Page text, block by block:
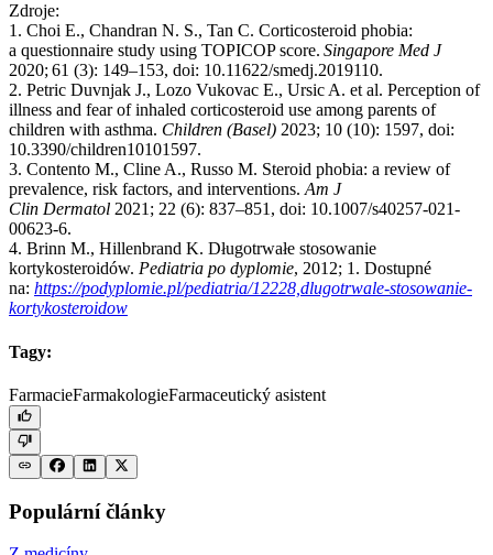
Zdroje:
1. Choi E., Chandran N. S., Tan C. Corticosteroid phobia:
a questionnaire study using TOPICOP score. Singapore Med J
2020; 61 (3): 149–153, doi: 10.11622/smedj.2019110.
2. Petric Duvnjak J., Lozo Vukovac E., Ursic A. et al. Perception of
illness and fear of inhaled corticosteroid use among parents of
children with asthma. Children (Basel) 2023; 10 (10): 1597, doi:
10.3390/children10101597.
3. Contento M., Cline A., Russo M. Steroid phobia: a review of
prevalence, risk factors, and interventions.Am J
Clin Dermatol 2021; 22 (6): 837–851, doi: 10.1007/s40257-021-
00623-6.
4. Brinn M., Hillenbrand K. Długotrwałe stosowanie
kortykosteroidów. Pediatria po dyplomie, 2012; 1. Dostupné
na: https://podyplomie.pl/pediatria/12228,dlugotrwale-stosowanie-
kortykosteroidow
Tagy:
FarmacieFarmakologieFarmaceutický asistent
Populární články